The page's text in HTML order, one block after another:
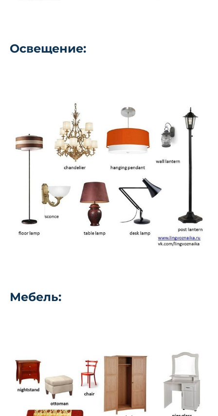
Освещение:
Мебель: